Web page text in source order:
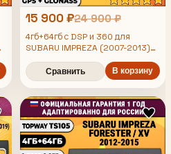
15 900 ₽24 900 ₽
4гб+64гб с DSP и 360 для
SUBARU IMPREZA (2007-2013)
магнитола с DSP и усилителем
TDA7850
Сравнить В корзину